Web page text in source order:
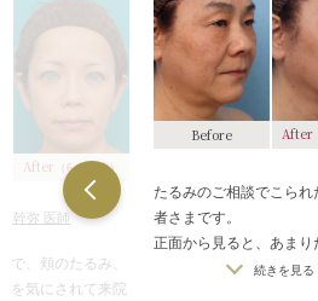
After （6ヶ月後）
幹弥 医師
で、頬のたるみ、
を気にされて来院
Before After
たるみのご相談でこられ
者さまです。
正面から見ると、あまり
さそうな輪郭にみえます。
続きを見る